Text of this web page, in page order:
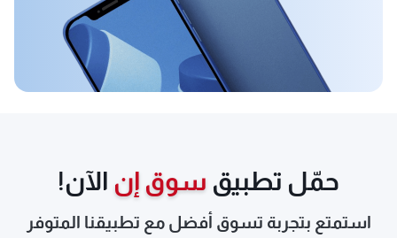
حمّل تطبيق سوق إن الآن!
استمتع بتجربة تسوق أفضل مع تطبيقنا المتوفر